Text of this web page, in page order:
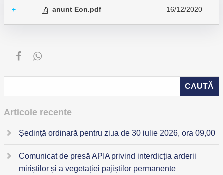
+
anunt Eon.pdf 16/12/2020
Articole recente
Ședință ordinară pentru ziua de 30 iulie 2026, ora 09,00
Comunicat de presă APIA privind interdicția arderii
miriștilor și a vegetației pajiștilor permanente